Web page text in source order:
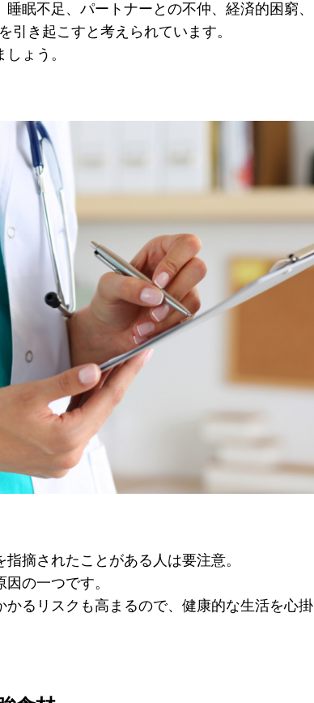
眠不足、パートナーとの不仲、経済的困窮、
引き起こすと考えられています。
ょう。
摘されたことがある人は要注意。
の一つです。
るリスクも高まるので、健康的な生活を心掛